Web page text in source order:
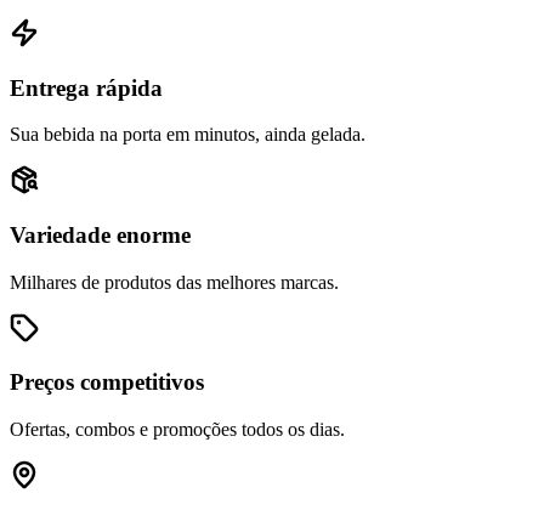
Entrega rápida
Sua bebida na porta em minutos, ainda gelada.
Variedade enorme
Milhares de produtos das melhores marcas.
Preços competitivos
Ofertas, combos e promoções todos os dias.